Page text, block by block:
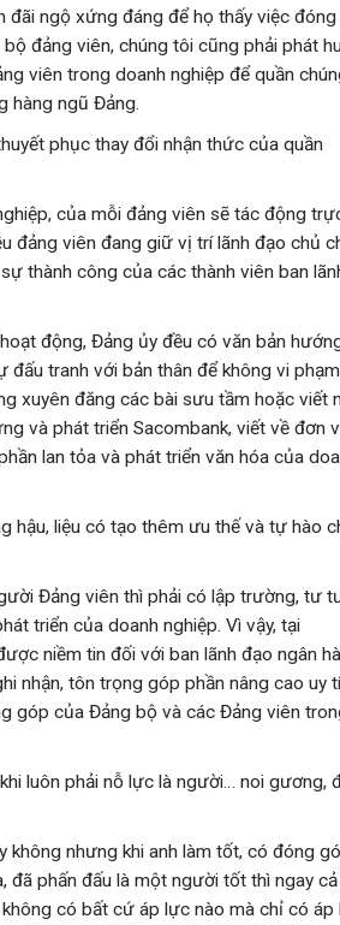
đãi ngộ xứng đáng để họ thấy việc
đảng viên, chúng tôi cũng phải phát
viên trong doanh nghiệp để quần
hàng ngũ Đảng.
phục thay đổi nhận thức của quần
của mỗi đảng viên sẽ tác động
đảng viên đang giữ vị trí lãnh đạo chủ
thành công của các thành viên ban
động, Đảng ủy đều có văn bản
tranh với bản thân để không vi
xuyên đăng các bài sưu tầm hoặc viết
và phát triển Sacombank, viết về đơn
lan tỏa và phát triển văn hóa của
hậu, liệu có tạo thêm ưu thế và tự hào
Đảng viên thì phải có lập trường, tư
triển của doanh nghiệp. Vì vậy, tại
niềm tin đối với ban lãnh đạo ngân
nhận, tôn trọng góp phần nâng cao uy
góp của Đảng bộ và các Đảng viên
luôn phải nỗ lực là người… noi gương,
không nhưng khi anh làm tốt, có đóng
phấn đấu là một người tốt thì ngay cả
có bất cứ áp lực nào mà chỉ có áp